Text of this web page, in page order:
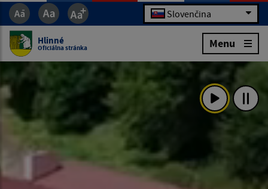
Slovenčina
Hlinné
Oficiálna stránka Menu